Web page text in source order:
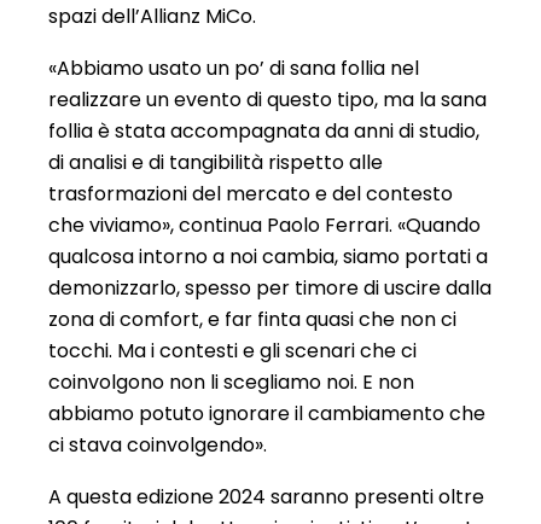
spazi dell’Allianz MiCo.
«Abbiamo usato un po’ di sana follia nel
realizzare un evento di questo tipo, ma la sana
follia è stata accompagnata da anni di studio,
di analisi e di tangibilità rispetto alle
trasformazioni del mercato e del contesto
che viviamo», continua Paolo Ferrari. «Quando
qualcosa intorno a noi cambia, siamo portati a
demonizzarlo, spesso per timore di uscire dalla
zona di comfort, e far finta quasi che non ci
tocchi. Ma i contesti e gli scenari che ci
coinvolgono non li scegliamo noi. E non
abbiamo potuto ignorare il cambiamento che
ci stava coinvolgendo».
A questa edizione 2024 saranno presenti oltre